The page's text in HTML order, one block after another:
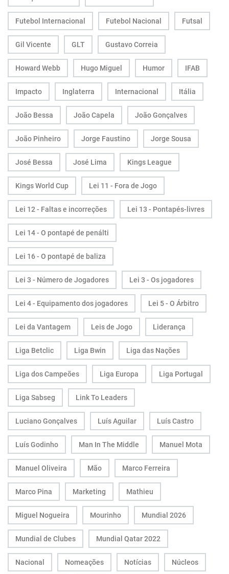
Futebol Internacional Futebol Nacional Futsal
Gil Vicente GLT Gustavo Correia
Howard Webb Hugo Miguel Humor IFAB
Impacto Inglaterra Internacional Itália
João Bessa João Capela João Gonçalves
João Pinheiro Jorge Faustino Jorge Sousa
José Bessa José Lima Kings League
Kings World Cup Lei 11 - Fora de Jogo
Lei 12 - Faltas e incorreções Lei 13 - Pontapés-livres
Lei 14 - O pontapé de penálti
Lei 16 - O pontapé de baliza
Lei 3 - Número de Jogadores Lei 3 - Os jogadores
Lei 4 - Equipamento dos jogadores Lei 5 - O Árbitro
Lei da Vantagem Leis de Jogo Liderança
Liga Betclic Liga Bwin Liga das Nações
Liga dos Campeões Liga Europa Liga Portugal
Liga Sabseg Link To Leaders
Luciano Gonçalves Luís Aguilar Luís Castro
Luís Godinho Man In The Middle Manuel Mota
Manuel Oliveira Mão Marco Ferreira
Marco Pina Marketing Mathieu
Miguel Nogueira Mourinho Mundial 2026
Mundial de Clubes Mundial Qatar 2022
Nacional Nomeações Notícias Núcleos